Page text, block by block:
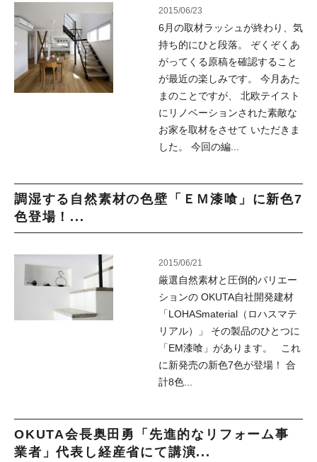
2015/06/23
6月の取材ラッシュが終わり、気
持ち的にひと段落。 ぞくぞくあ
がってくる原稿を確認すること
が最近の楽しみです。 今月あた
まのことですが、 北欧テイスト
にリノベーションされた素敵な
お家を取材をさせて いただきま
した。 今回の編...
調湿する自然素材の色壁「ＥＭ漆喰」に新色7
色登場！...
2015/06/21
厳選自然素材と圧倒的バリエー
ションの OKUTA自社開発建材
「LOHASmaterial（ロハスマテ
リアル）」 その製品のひとつに
「EM漆喰」があります。 これ
に新発売の新色7色が登場！ 合
計8色...
OKUTA会長奥田勇「先進的なリフォーム事
業者」代表し経産省にて講演...